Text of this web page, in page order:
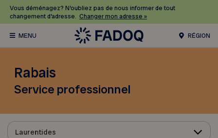
Vous déménagez? N’oubliez pas de nous informer de tout
changement d’adresse. Changer mon adresse »
RÉGION
Rabais
Service professionnel
Laurentides